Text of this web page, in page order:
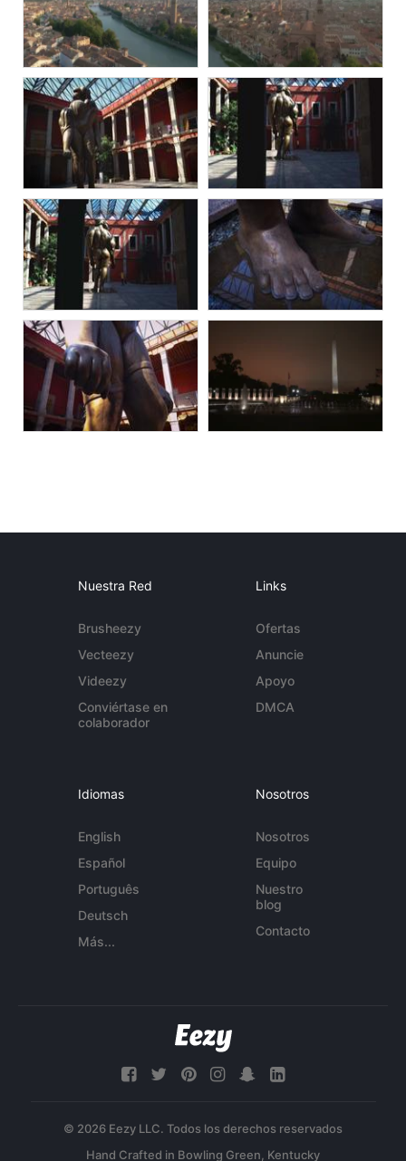
Nuestra Red
Brusheezy
Vecteezy
Videezy
Conviértase en
colaborador
Links
Ofertas
Anuncie
Apoyo
DMCA
Idiomas
English
Español
Português
Deutsch
Más...
Nosotros
Nosotros
Equipo
Nuestro
blog
Contacto
© 2026 Eezy LLC. Todos los derechos reservados